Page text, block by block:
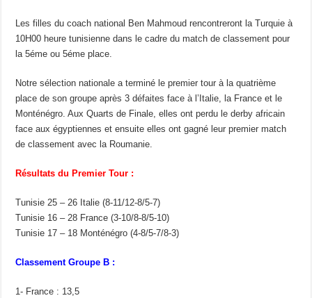
Les filles du coach national Ben Mahmoud rencontreront la Turquie à
10H00 heure tunisienne dans le cadre du match de classement pour
la 5éme ou 5éme place.
Notre sélection nationale a terminé le premier tour à la quatrième
place de son groupe après 3 défaites face à l’Italie, la France et le
Monténégro. Aux Quarts de Finale, elles ont perdu le derby africain
face aux égyptiennes et ensuite elles ont gagné leur premier match
de classement avec la Roumanie.
Résultats du Premier Tour :
Tunisie 25 – 26 Italie (8-11/12-8/5-7)
Tunisie 16 – 28 France (3-10/8-8/5-10)
Tunisie 17 – 18 Monténégro (4-8/5-7/8-3)
Classement Groupe B :
1- France : 13,5